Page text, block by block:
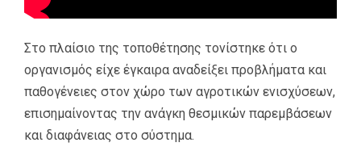
Στο πλαίσιο της τοποθέτησης τονίστηκε ότι ο
οργανισμός είχε έγκαιρα αναδείξει προβλήματα και
παθογένειες στον χώρο των αγροτικών ενισχύσεων,
επισημαίνοντας την ανάγκη θεσμικών παρεμβάσεων
και διαφάνειας στο σύστημα.